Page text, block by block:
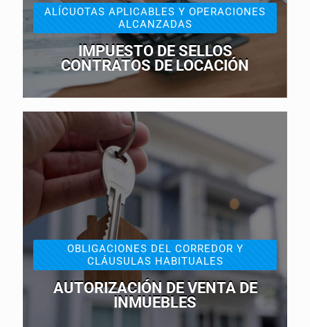
ALÍCUOTAS APLICABLES Y OPERACIONES
ALCANZADAS
IMPUESTO DE SELLOS
CONTRATOS DE LOCACIÓN
OBLIGACIONES DEL CORREDOR Y
CLÁUSULAS HABITUALES
AUTORIZACIÓN DE VENTA DE
INMUEBLES